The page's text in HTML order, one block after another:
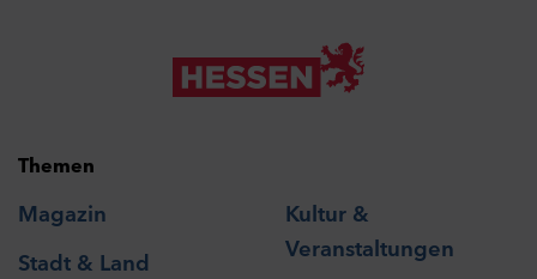
Themen
Magazin
Stadt & Land
Kultur &
Veranstaltungen